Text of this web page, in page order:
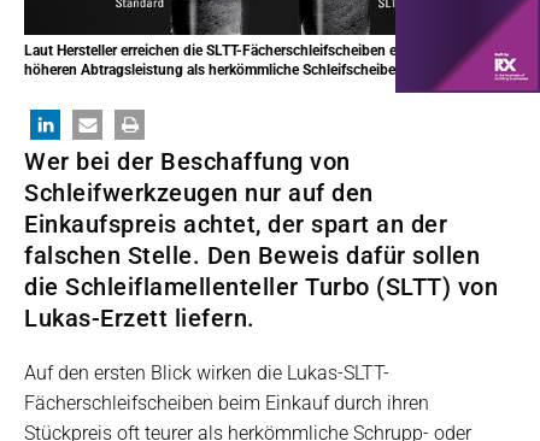
Laut Hersteller erreichen die SLTT-Fächerschleifscheiben eine wesentlich
höheren Abtragsleistung als herkömmliche Schleifscheiben. © Lukas-Erzett
Wer bei der Beschaffung von
Schleifwerkzeugen nur auf den
Einkaufspreis achtet, der spart an der
falschen Stelle. Den Beweis dafür sollen
die Schleiflamellenteller Turbo (SLTT) von
Lukas-Erzett liefern.
Auf den ersten Blick wirken die Lukas-SLTT-
Fächerschleifscheiben beim Einkauf durch ihren
Stückpreis oft teurer als herkömmliche Schrupp- oder